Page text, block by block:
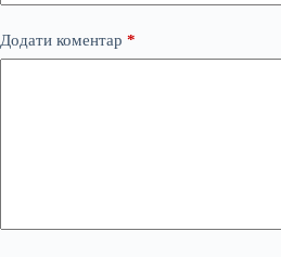
Додати коментар *